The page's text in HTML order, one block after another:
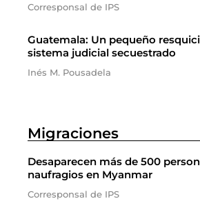
Corresponsal de IPS
Guatemala: Un pequeño
sistema judicial secuestrado
Inés M. Pousadela
Migraciones
Desaparecen más de 500
naufragios en Myanmar
Corresponsal de IPS